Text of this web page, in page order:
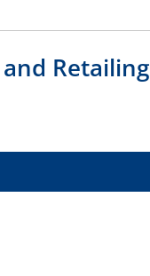
Retailing